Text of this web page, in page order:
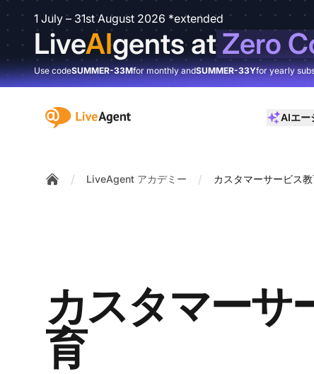
1 July – 31st August 2026 *extended
LiveAIgents atZero
Use codeSUMMER-33Mfor monthly andSUMMER-33Yfor yearly
:site.title AIエー
/ LiveAgent アカデミー / カスタマーサービス
カスタマーサ
育